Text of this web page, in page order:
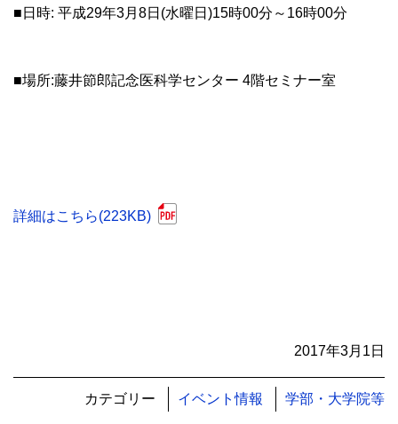
■日時: 平成29年3月8日(水曜日)15時00分～16時00分
■場所:藤井節郎記念医科学センター 4階セミナー室
詳細はこちら(223KB)
2017年3月1日
カテゴリー イベント情報 学部・大学院等